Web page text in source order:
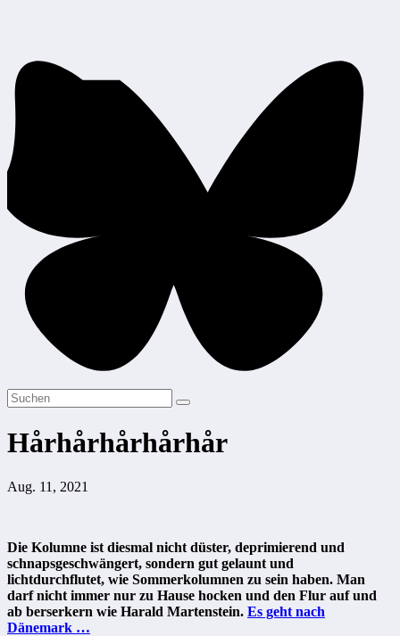
Hårhårhårhårhår
Aug. 11, 2021
Die Kolumne ist diesmal nicht düster, deprimierend und
schnapsgeschwängert, sondern gut gelaunt und
lichtdurchflutet, wie Sommerkolumnen zu sein haben. Man
darf nicht immer nur zu Hause hocken und den Flur auf und
ab berserkern wie Harald Martenstein. Es geht nach
Dänemark …